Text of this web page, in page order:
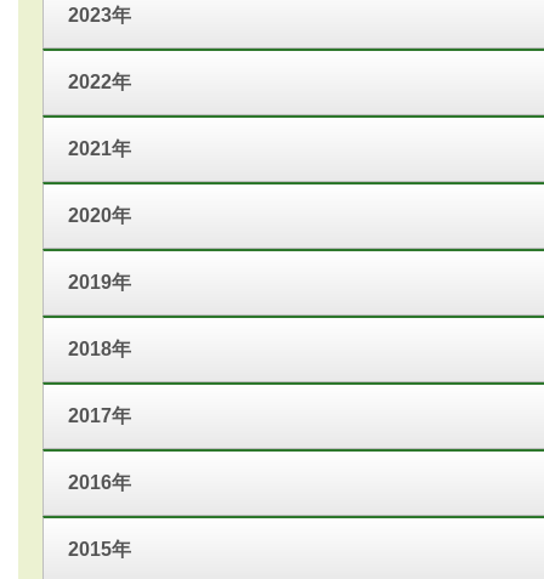
2023年
2022年
2021年
2020年
2019年
2018年
2017年
2016年
2015年